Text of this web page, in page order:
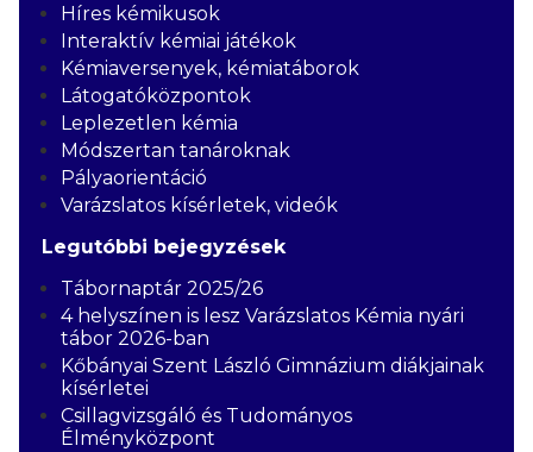
Híres kémikusok
Interaktív kémiai játékok
Kémiaversenyek, kémiatáborok
Látogatóközpontok
Leplezetlen kémia
Módszertan tanároknak
Pályaorientáció
Varázslatos kísérletek, videók
Legutóbbi bejegyzések
Tábornaptár 2025/26
4 helyszínen is lesz Varázslatos Kémia nyári
tábor 2026-ban
Kőbányai Szent László Gimnázium diákjainak
kísérletei
Csillagvizsgáló és Tudományos
Élményközpont